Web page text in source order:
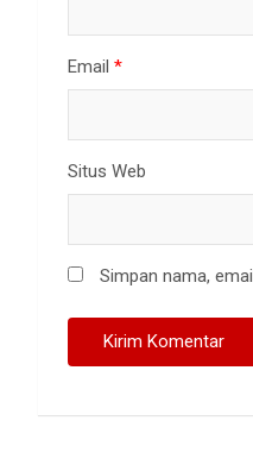
Email *
Situs Web
Simpan nama,